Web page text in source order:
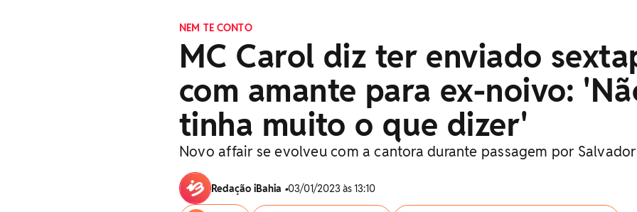
NEM TE CONTO
MC Carol diz ter enviado
com amante para ex-noivo:
tinha muito o que dizer'
Novo affair se evolveu com a cantora durante passagem por Salvador
Redação iBahia •03/01/2023 às 13:10